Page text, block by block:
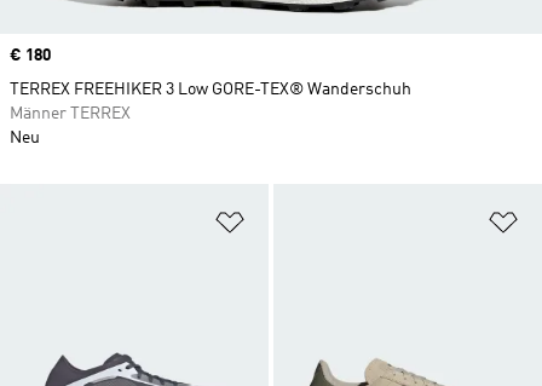
Price
€ 180
TERREX FREEHIKER 3 Low GORE-TEX® Wanderschuh
Männer TERREX
Neu